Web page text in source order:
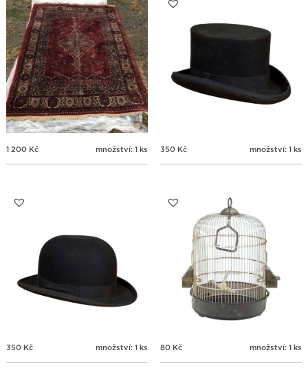
1 200 Kč množství: 1 ks 350 Kč množství: 1 ks
350 Kč množství: 1 ks 80 Kč množství: 1 ks